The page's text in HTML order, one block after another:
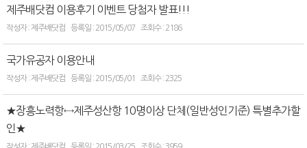
제주배닷컴 이용후기 이벤트 당첨자 발표!!!
제주배닷컴 2015/05/07 2186
국가유공자 이용안내
제주배닷컴 2015/05/01 2325
★장흥노력항↔제주성산항 10명이상 단체(일반성인기준) 특별추가할
인★